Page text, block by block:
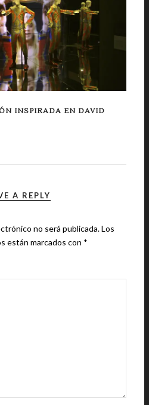
INSPIRADA EN DAVID
A REPLY
no será publicada.Los
están marcados con *